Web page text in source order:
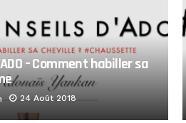
– Comment habiller sa
24 Août 2018